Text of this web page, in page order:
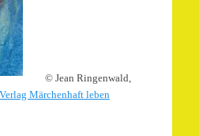
© Jean Ringenwald,
Verlag Märchenhaft leben